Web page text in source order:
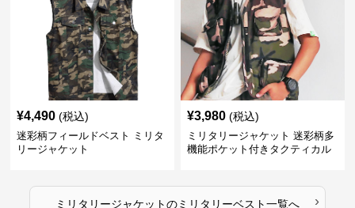
¥4,490 (税込)
迷彩柄フィールドベスト ミリタ
リージャケット
¥3,980 (税込)
ミリタリージャケット 迷彩柄多
機能ポケット付きタクティカル
ミリタリージャケットのミリタリーベスト一覧へ ›